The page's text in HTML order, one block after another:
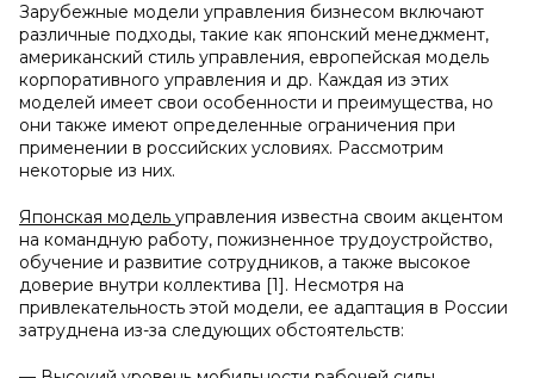
Зарубежные модели управления бизнесом включают
различные подходы, такие как японский менеджмент,
американский стиль управления, европейская модель
корпоративного управления и др. Каждая из этих
моделей имеет свои особенности и преимущества, но
они также имеют определенные ограничения при
применении в российских условиях. Рассмотрим
некоторые из них.
Японская модель управления известна своим акцентом
на командную работу, пожизненное трудоустройство,
обучение и развитие сотрудников, а также высокое
доверие внутри коллектива [1]. Несмотря на
привлекательность этой модели, ее адаптация в России
затруднена из-за следующих обстоятельств: